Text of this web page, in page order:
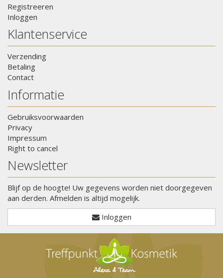
Registreeren
Inloggen
Klantenservice
Verzending
Betaling
Contact
Informatie
Gebruiksvoorwaarden
Privacy
Impressum
Right to cancel
Newsletter
Blijf op de hoogte! Uw gegevens worden niet doorgegeven
aan derden. Afmelden is altijd mogelijk.
Inloggen